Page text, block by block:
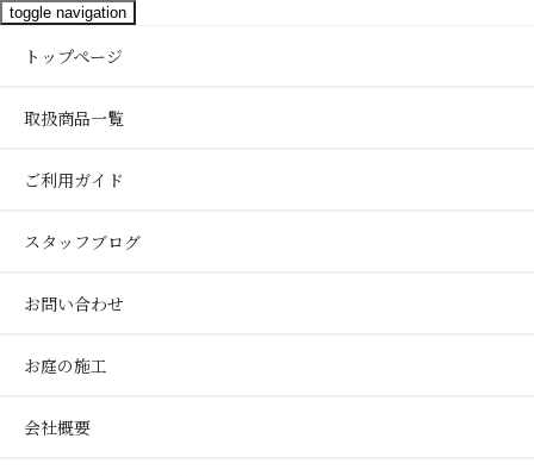
toggle navigation
トップページ
取扱商品一覧
ご利用ガイド
スタッフブログ
お問い合わせ
お庭の施工
会社概要